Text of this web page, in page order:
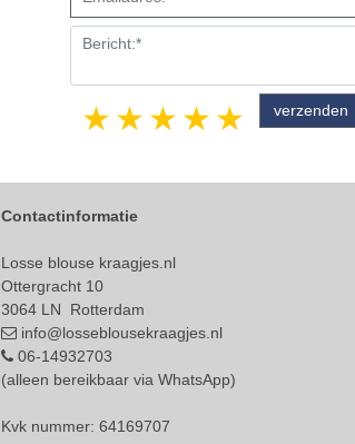
5 stars
4 stars
3 stars
2 stars
1 star
Contactinformatie
Losse blouse kraagjes.nl
Ottergracht 10
3064 LN Rotterdam
info@losseblousekraagjes.nl
06-14932703
(alleen bereikbaar via WhatsApp)
Kvk nummer: 64169707